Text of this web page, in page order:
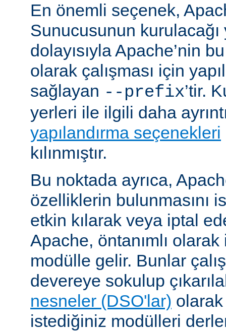
En önemli seçenek,
Sunucusunun
dolayısıyla Apache’nin
olarak çalışması için
sağlayan --prefix’tir.
yerleri ile ilgili daha
yapılandırma seçenekleri
kılınmıştır.
Bu noktada ayrıca,
özelliklerin bulunmasını
etkin kılarak veya iptal
Apache, öntanımlı
modülle gelir. Bunlar
devereye sokulup
nesneler (DSO'lar) olarak
istediğiniz modülleri